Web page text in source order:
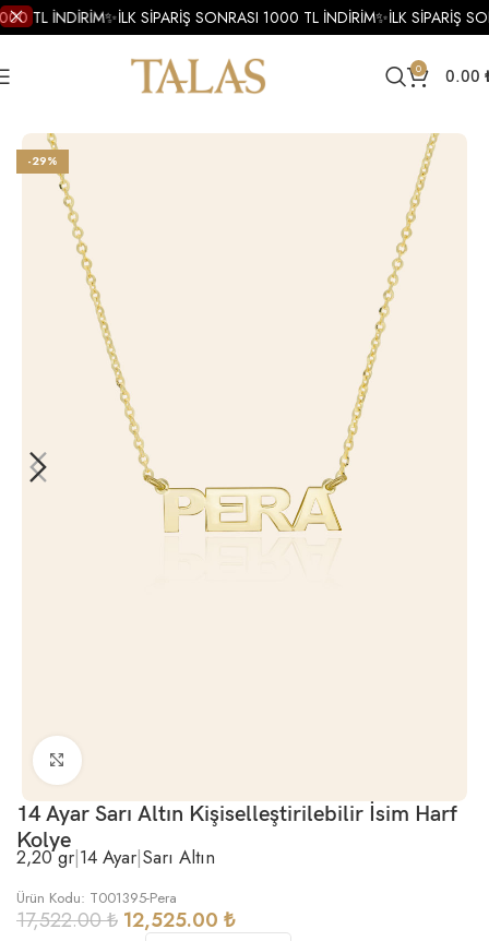
0 0.00
Altın Kolye Altın İsim Kolye
-29%
Büyütmek için tıklayın
14 Ayar Sarı Altın Kişiselleştirilebilir İsim Harf
Kolye
2,20 gr|14 Ayar|Sarı Altın
Ürün Kodu: T001395-Pera
17,522.00₺ 12,525.00 ₺
TL İNDİRİM✨İLK SİPARİŞ SONRASI 1000 TL İNDİRİM✨İLK SİPARİŞ